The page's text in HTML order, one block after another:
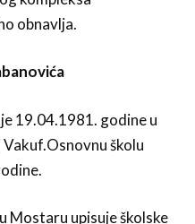
obnavlja.
19.04.1981. godine u
školu
Mostaru upisuje školske